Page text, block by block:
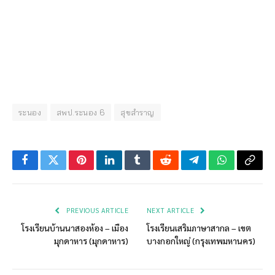
ระนอง สพป.ระนอง 6 สุขสำราญ
FacebookTwitterPinterestLinkedInTumblrRedditTelegramWhatsApp
Copy
PREVIOUS ARTICLE
โรงเรียนบ้านนาสองห้อง – เมือง
มุกดาหาร (มุกดาหาร)
NEXT ARTICLE
โรงเรียนเสริมภาษาสากล – เขต
บางกอกใหญ่ (กรุงเทพมหานคร)